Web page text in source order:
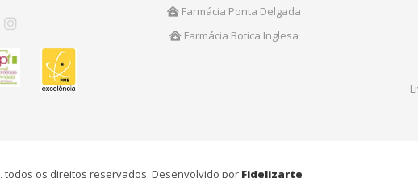
Farmácia Ponta Delgada
Farmácia Botica Inglesa
, todos os direitos reservados. Desenvolvido por Fidelizarte